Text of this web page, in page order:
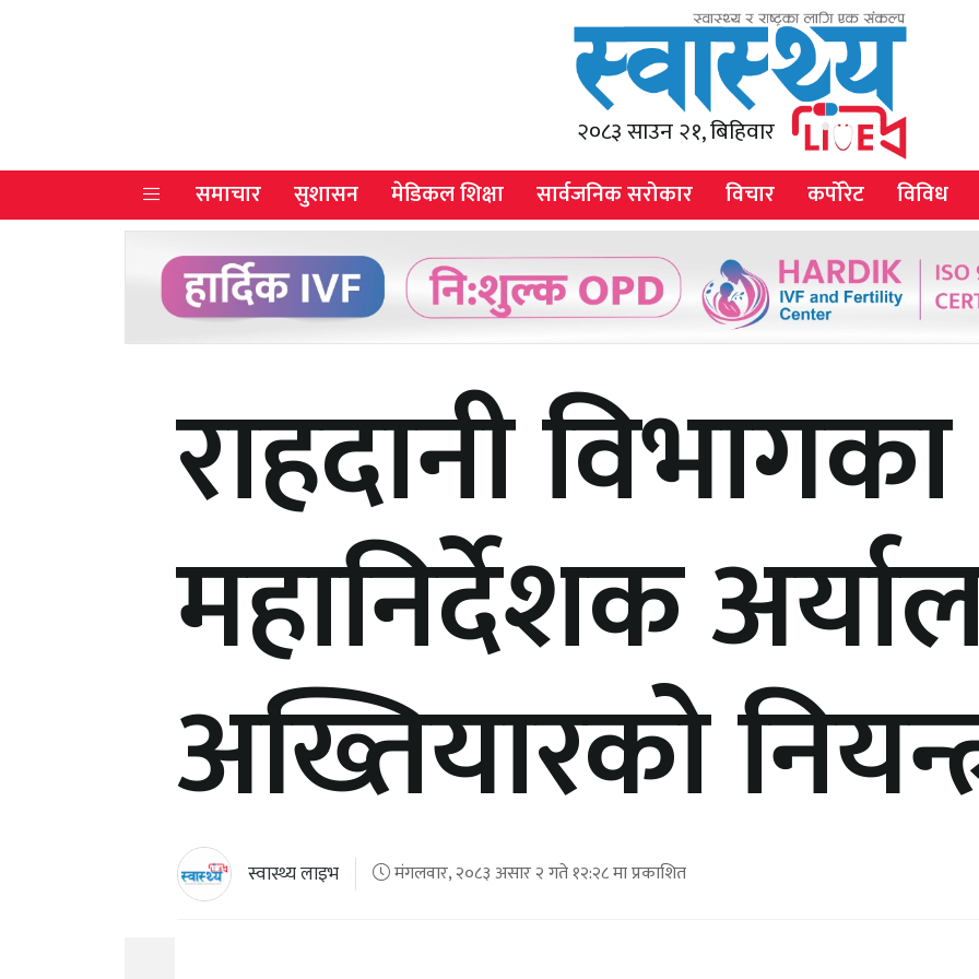
२०८३ साउन २१, बिहिवार
समाचार सुशासन मेडिकल शिक्षा सार्वजनिक सरोकार विचार कर्पोरेट विविध
राहदानी विभागका
महानिर्देशक
अख्तियारको
स्वास्थ्य लाइभ मंगलवार, २०८३ असार २ गते १२:२८ मा प्रकाशित